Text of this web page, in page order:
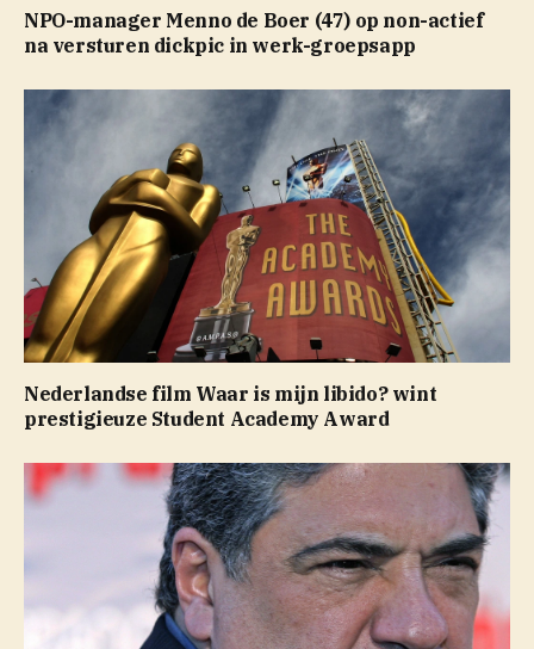
NPO-manager Menno de Boer (47) op non-actief
na versturen dickpic in werk-groepsapp
Nederlandse film Waar is mijn libido? wint
prestigieuze Student Academy Award